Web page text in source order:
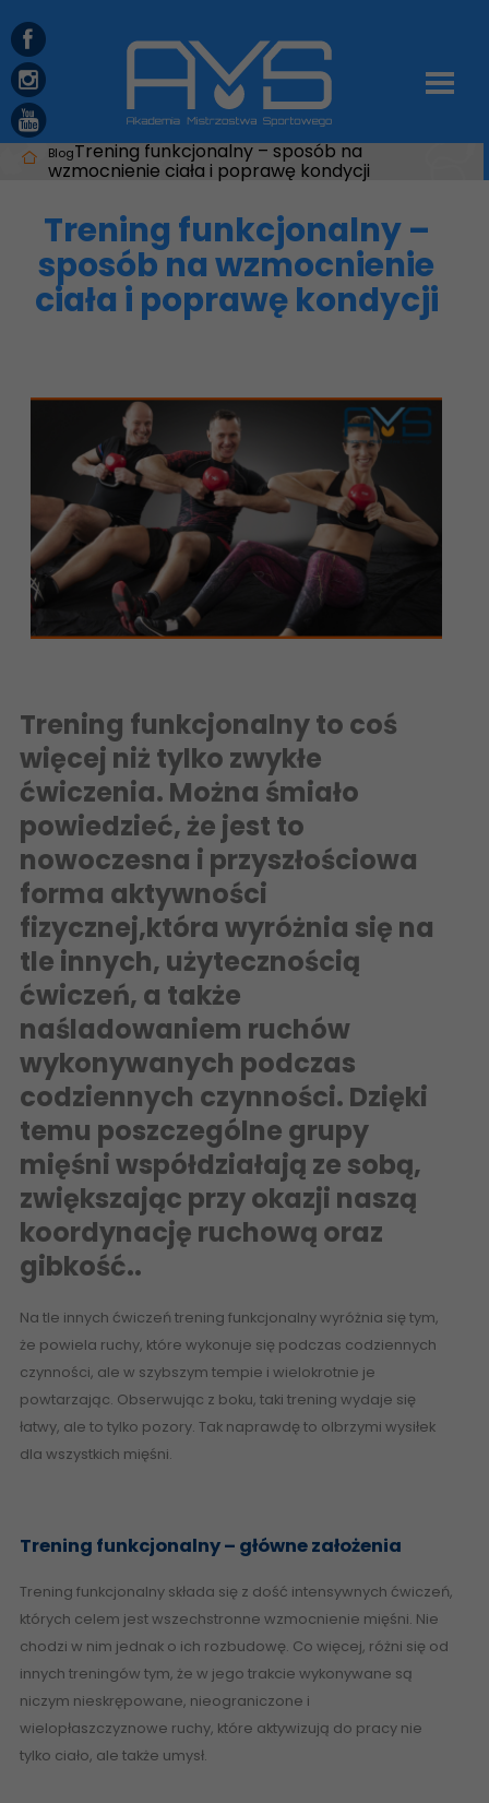
BlogTrening funkcjonalny – sposób na
wzmocnienie ciała i poprawę kondycji
Trening funkcjonalny –
sposób na wzmocnienie
ciała i poprawę kondycji
Trening funkcjonalny to coś
więcej niż tylko zwykłe
ćwiczenia. Można śmiało
powiedzieć, że jest to
nowoczesna i przyszłościowa
forma aktywności
fizycznej,która wyróżnia się na
tle innych, użytecznością
ćwiczeń, a także
naśladowaniem ruchów
wykonywanych podczas
codziennych czynności. Dzięki
temu poszczególne grupy
mięśni współdziałają ze sobą,
zwiększając przy okazji naszą
koordynację ruchową oraz
gibkość..
Na tle innych ćwiczeń trening funkcjonalny wyróżnia się tym,
że powiela ruchy, które wykonuje się podczas codziennych
czynności, ale w szybszym tempie i wielokrotnie je
powtarzając. Obserwując z boku, taki trening wydaje się
łatwy, ale to tylko pozory. Tak naprawdę to olbrzymi wysiłek
dla wszystkich mięśni.
Trening funkcjonalny – główne założenia
Trening funkcjonalny składa się z dość intensywnych ćwiczeń,
których celem jest wszechstronne wzmocnienie mięśni. Nie
chodzi w nim jednak o ich rozbudowę. Co więcej, różni się od
innych treningów tym, że w jego trakcie wykonywane są
niczym nieskrępowane, nieograniczone i
wielopłaszczyznowe ruchy, które aktywizują do pracy nie
tylko ciało, ale także umysł.